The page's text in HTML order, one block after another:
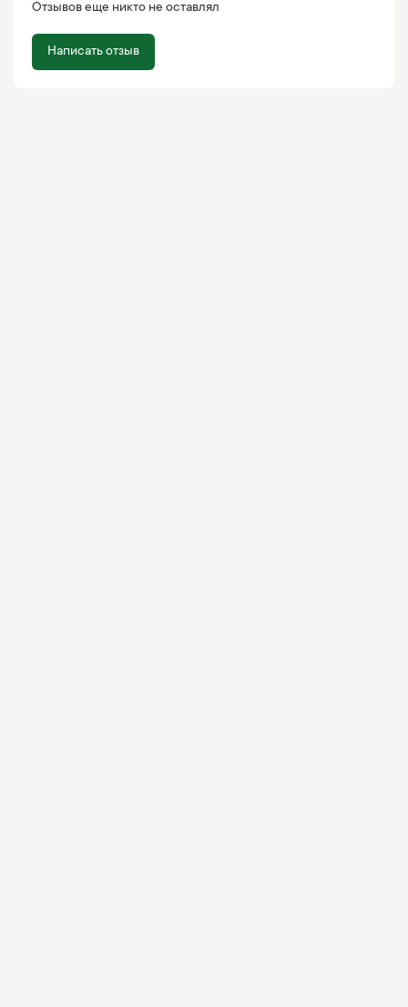
Отзывов еще никто не оставлял
Написать отзыв